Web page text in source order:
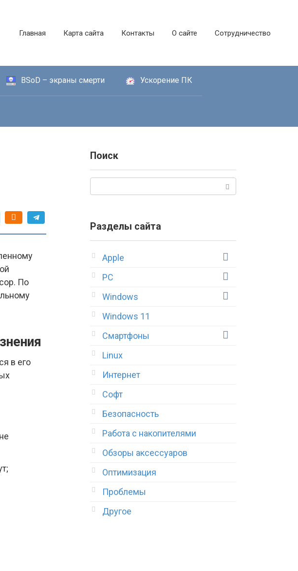
Главная Карта сайта Контакты О сайте Сотрудничество
BSoD – экраны смерти Ускорение ПК
По
в его
Поиск
Разделы сайта
Apple
PC
Windows
Windows 11
Смартфоны
Linux
Интернет
Софт
Безопасность
Работа с накопителями
Обзоры аксессуаров
Оптимизация
Проблемы
Другое